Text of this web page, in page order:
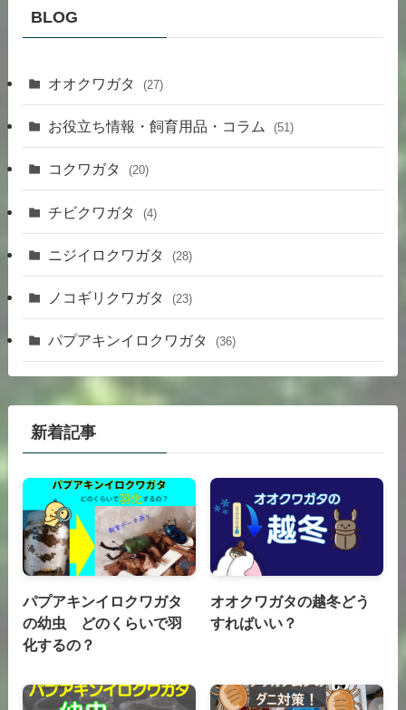
BLOG
オオクワガタ (27)
お役立ち情報・飼育用品・コラム (51)
コクワガタ (20)
チビクワガタ (4)
ニジイロクワガタ (28)
ノコギリクワガタ (23)
パプアキンイロクワガタ (36)
新着記事
パプアキンイロクワガタ
の幼虫 どのくらいで羽
化するの？
オオクワガタの越冬どう
すればいい？